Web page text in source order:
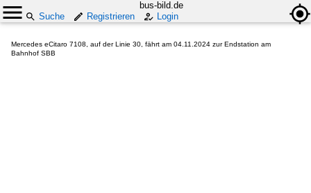
bus-bild.de
Suche
Registrieren Login
Mercedes eCitaro 7108, auf der Linie 30, fährt am 04.11.2024 zur Endstation am
Bahnhof SBB